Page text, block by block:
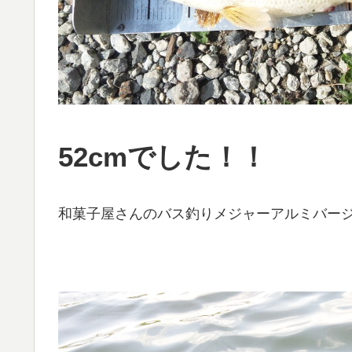
52cmでした！！
和菓子屋さんのバス釣りメジャーアルミバー